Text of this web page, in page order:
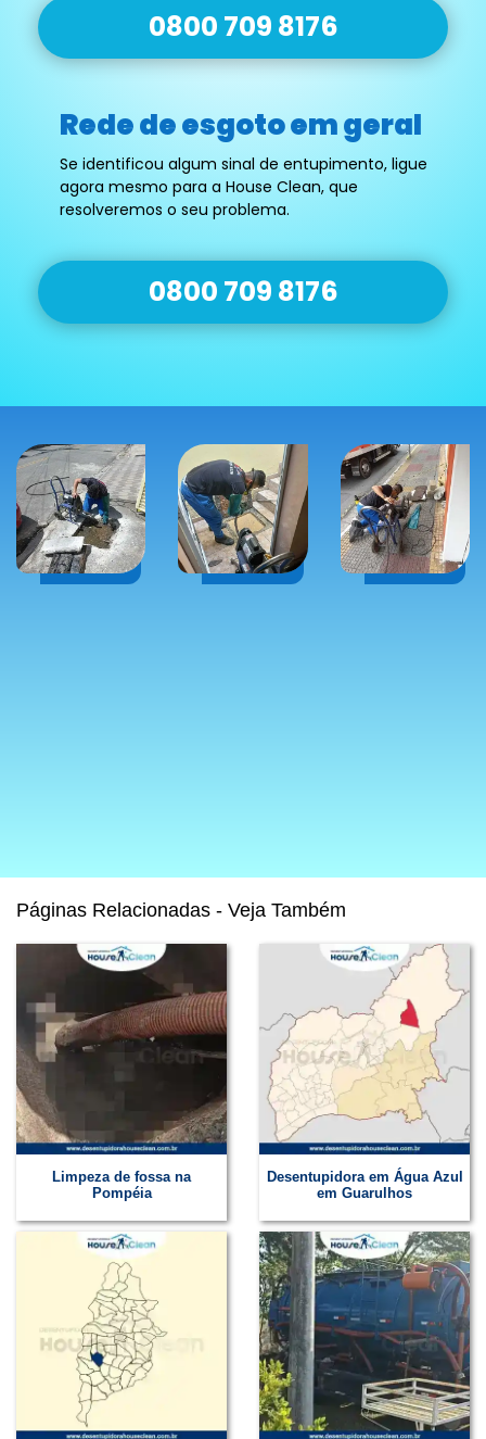
0800 709 8176
Rede de esgoto em geral
Se identificou algum sinal de entupimento, ligue
agora mesmo para a House Clean, que
resolveremos o seu problema.
0800 709 8176
Páginas Relacionadas - Veja Também
Limpeza de fossa na
Pompéia
Desentupidora em Água Azul
em Guarulhos